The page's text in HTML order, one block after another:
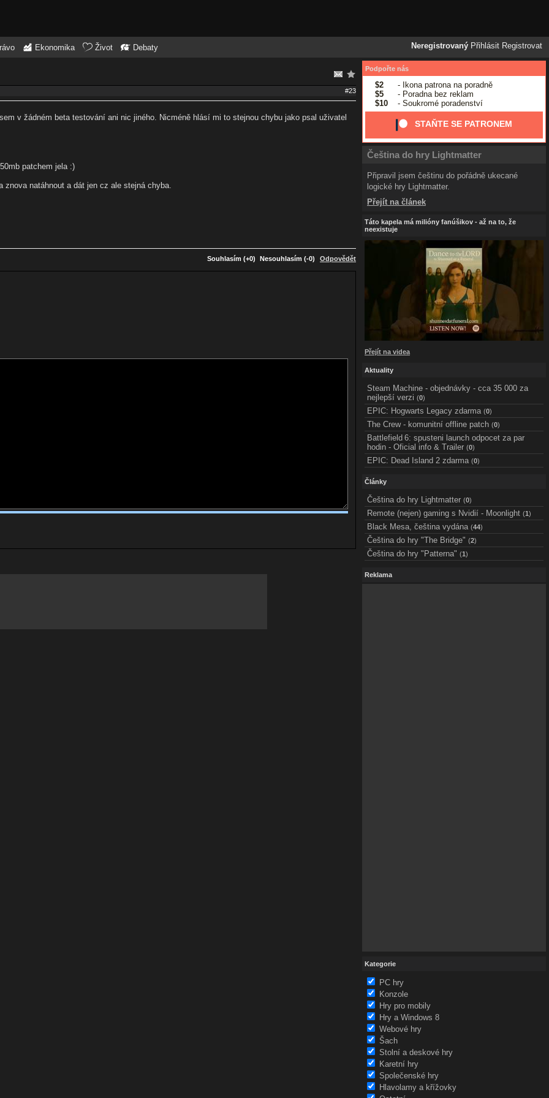
Neregistrovaný Přihlásit Registrovat
Ekonomika Život Debaty
#23
v žádném beta testování ani nic jiného. Nicméně hlásí mi to stejnou chybu jako psal uživatel
patchem jela :)
natáhnout a dát jen cz ale stejná chyba.
Souhlasím (+0) Nesouhlasím (-0) Odpovědět
Podpořte nás
$2
- Ikona patrona na poradně
$5
- Poradna bez reklam
$10
- Soukromé poradenství
STAŇTE SE PATRONEM
Čeština do hry Lightmatter
Připravil jsem češtinu do pořádně ukecané
logické hry Lightmatter.
Přejít na článek
Táto kapela má milióny fanúšikov - až na to, že
neexistuje
Přejít na videa
Aktuality
Steam Machine - objednávky - cca 35 000 za
nejlepší verzi (0)
EPIC: Hogwarts Legacy zdarma (0)
The Crew - komunitní offline patch (0)
Battlefield 6: spusteni launch odpocet za par
hodin - Oficial info & Trailer (0)
EPIC: Dead Island 2 zdarma (0)
Články
Čeština do hry Lightmatter (0)
Remote (nejen) gaming s Nvidií - Moonlight (1)
Black Mesa, čeština vydána (44)
Čeština do hry "The Bridge" (2)
Čeština do hry "Patterna" (1)
Reklama
Kategorie
PC hry
Konzole
Hry pro mobily
Hry a Windows 8
Webové hry
Šach
Stolní a deskové hry
Karetní hry
Společenské hry
Hlavolamy a křížovky